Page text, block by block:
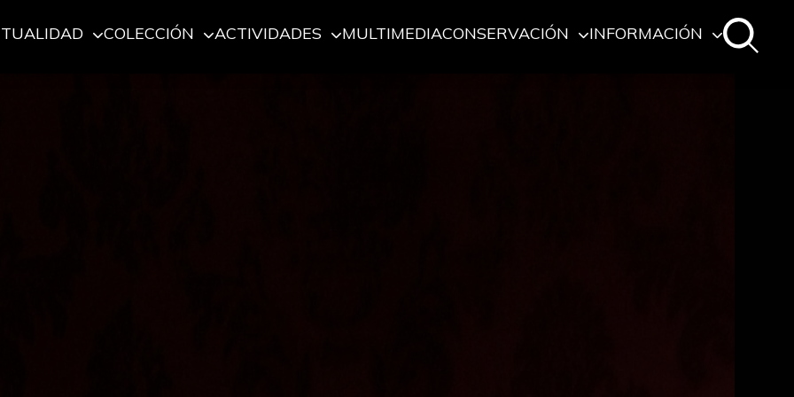
COLECCIÓN ACTIVIDADES MULTIMEDIACONSERVACIÓN INFORMACIÓN